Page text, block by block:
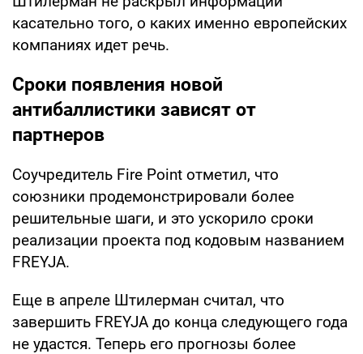
касательно того, о каких именно европейских
компаниях идет речь.
Сроки появления новой
антибаллистики зависят от
партнеров
Соучредитель Fire Point отметил, что
союзники продемонстрировали более
решительные шаги, и это ускорило сроки
реализации проекта под кодовым названием
FREYJA.
Еще в апреле Штилерман считал, что
завершить FREYJA до конца следующего года
не удастся. Теперь его прогнозы более